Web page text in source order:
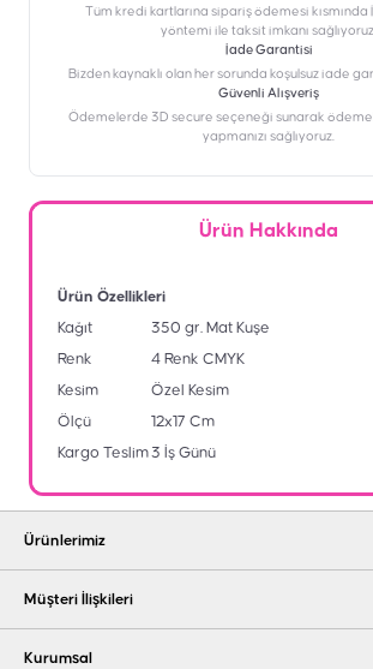
‎Tüm kredi kartlarına sipariş ödemesi
yöntemi ile taksit imkanı sağlıyoruz.
İade Garantisi
Bizden kaynaklı olan her sorunda koşulsuz iade
Güvenli Alışveriş
Ödemelerde 3D secure seçeneği sunarak
yapmanızı sağlıyoruz.
Ürün Hakkında
Ürün Özellikleri
Kağıt
350 gr. Mat Kuşe
Renk
4 Renk CMYK
Kesim
Özel Kesim
Ölçü
12x17 Cm
Kargo Teslim3 İş Günü
Ürünlerimiz
Müşteri İlişkileri
Kurumsal